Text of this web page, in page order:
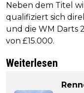
Neben dem Titel
qualifiziert sich
und die WM Darts
von £15.000.
Weiterlesen